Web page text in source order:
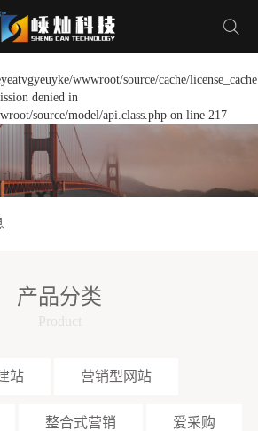
wwwroot/source/cache/
denied in
source/model/api.class.php on line 217
产品分类
站 营销型网站
整合式营销 爱采购